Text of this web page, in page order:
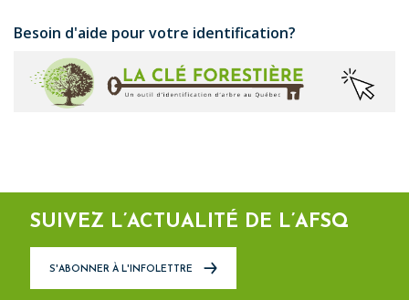
Besoin d'aide pour votre identification?
SUIVEZ L’ACTUALITÉ DE L’AFSQ
S'ABONNER À L'INFOLETTRE